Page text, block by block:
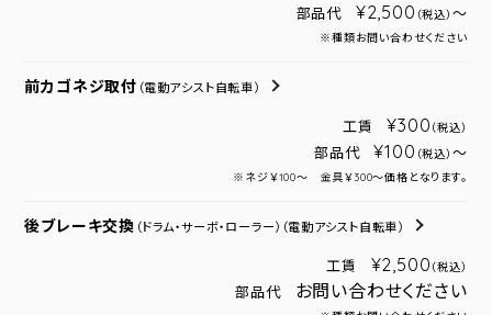
部品代 ¥2,500 （税込） ～
※種類お問い合わせください
前カゴネジ取付 （電動アシスト自転車）
工賃 ¥300 （税込）
部品代 ¥100 （税込） ～
※ネジ￥100～ 金具￥300～価格となります。
後ブレーキ交換 （ドラム・サーボ・ローラー） （電動アシスト自転車）
工賃 ¥2,500 （税込）
部品代 お問い合わせください